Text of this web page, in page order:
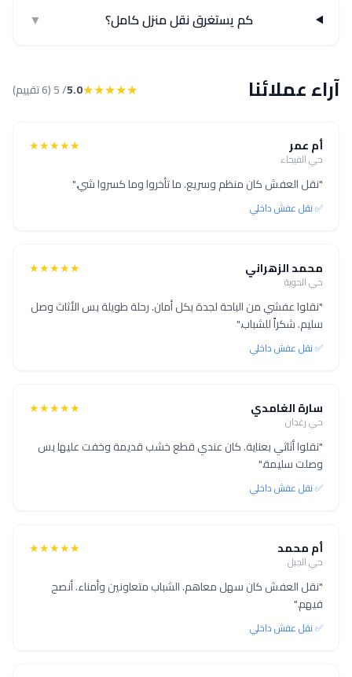
كم يستغرق نقل منزل كامل؟ ▼
آراء عملائنا ★★★★★
5.0/ 5 (6 تقييم)
أم عمر
حي الفيحاء
★★★★★
"نقل العفش كان منظم وسريع. ما تأخروا وما كسروا شي."
✅ نقل عفش داخلي
محمد الزهراني
حي الحوية
★★★★★
"نقلوا عفشي من الباحة لجدة بكل أمان. رحلة طويلة بس الأثاث وصل
سليم. شكراً للشباب."
✅ نقل عفش داخلي
سارة الغامدي
حي رغدان
★★★★★
"نقلوا أثاثي بعناية. كان عندي قطع خشب قديمة وخفت عليها بس
وصلت سليمة."
✅ نقل عفش داخلي
أم محمد
حي الجبل
★★★★★
"نقل العفش كان سهل معاهم. الشباب متعاونين وأمناء. أنصح
فيهم."
✅ نقل عفش داخلي